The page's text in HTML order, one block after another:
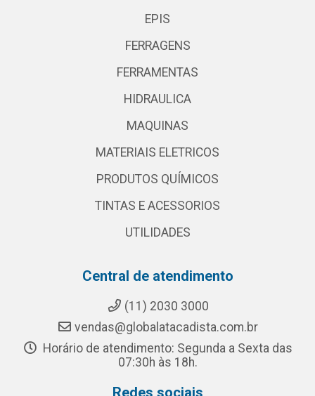
EPIS
FERRAGENS
FERRAMENTAS
HIDRAULICA
MAQUINAS
MATERIAIS ELETRICOS
PRODUTOS QUÍMICOS
TINTAS E ACESSORIOS
UTILIDADES
Central de atendimento
(11) 2030 3000
vendas@globalatacadista.com.br
Horário de atendimento: Segunda a Sexta das
07:30h às 18h.
Redes sociais